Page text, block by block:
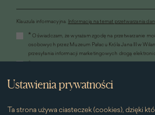
Ustawienia prywatności
Ta strona używa ciasteczek (cookies), dzięki
Klauzula informacyjna. Informacja na temat przetwarzania
otworzy
* Oświadczam, że wyrażam zgodę na przetwarzanie
osobowych przez Muzeum Pałacu Króla Jana III w
przesyłania informacji marketingowych drogą
*
wykorzystaniem automatycznych systemów